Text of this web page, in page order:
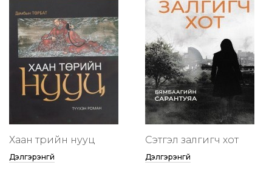
Хаан төрийн нууц
Дэлгэрэнгүй
Сэтгэл залгигч хот
Дэлгэрэнгүй